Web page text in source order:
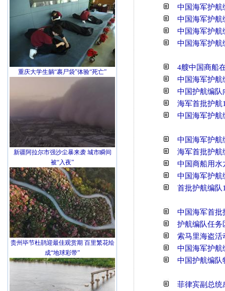
重庆大学生躺“裹尸袋”体验“死亡”
新疆阿拉尔市强沙尘暴来袭 城市瞬间
被“入夜”
贵州毕节杜鹃迎最佳观赏期 百里繁花绘
成“地球彩带”
中国海军护航
中国海军护航
中国海军护航
中国海军护航
4艘中国商船
中国海军护航
中国护航编队
海军首批护航
中国海军护
中国海军护航
海军首批护航
中国商船用水
中国海军护航
首批护航编队
中国海军首批
护航编队任务
索马里海盗活
中国海军护航
中国护航编队
菲律宾副总统